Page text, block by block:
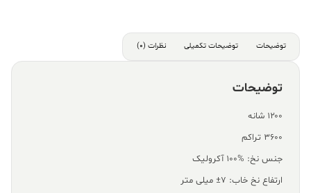
توضیحات توضیحات تکمیلی نظرات (0)
توضیحات
۱۲۰۰ شانه
۳۶۰۰ تراکم
جنس نخ: %100 آکرولیک
ارتفاع نخ خاب: ۷± میلی متر